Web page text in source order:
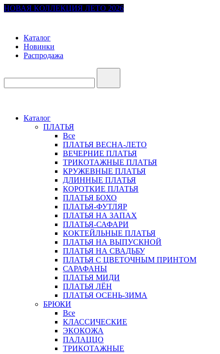
НОВАЯ КОЛЛЕКЦИЯ ЛЕТО 2026
Каталог
Новинки
Распродажа
Каталог
ПЛАТЬЯ
Все
ПЛАТЬЯ ВЕСНА-ЛЕТО
ВЕЧЕРНИЕ ПЛАТЬЯ
ТРИКОТАЖНЫЕ ПЛАТЬЯ
КРУЖЕВНЫЕ ПЛАТЬЯ
ДЛИННЫЕ ПЛАТЬЯ
КОРОТКИЕ ПЛАТЬЯ
ПЛАТЬЯ БОХО
ПЛАТЬЯ-ФУТЛЯР
ПЛАТЬЯ НА ЗАПАХ
ПЛАТЬЯ-САФАРИ
КОКТЕЙЛЬНЫЕ ПЛАТЬЯ
ПЛАТЬЯ НА ВЫПУСКНОЙ
ПЛАТЬЯ НА СВАДЬБУ
ПЛАТЬЯ С ЦВЕТОЧНЫМ ПРИНТОМ
САРАФАНЫ
ПЛАТЬЯ МИДИ
ПЛАТЬЯ ЛЁН
ПЛАТЬЯ ОСЕНЬ-ЗИМА
БРЮКИ
Все
КЛАССИЧЕСКИЕ
ЭКОКОЖА
ПАЛАЦЦО
ТРИКОТАЖНЫЕ